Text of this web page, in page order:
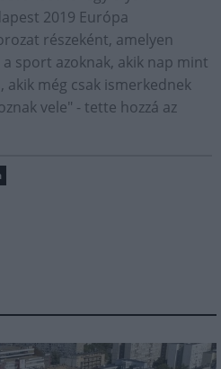
2019 Európa
részeként, amelyen
sport azoknak, akik nap mint
akik még csak ismerkednek
vele" - tette hozzá az